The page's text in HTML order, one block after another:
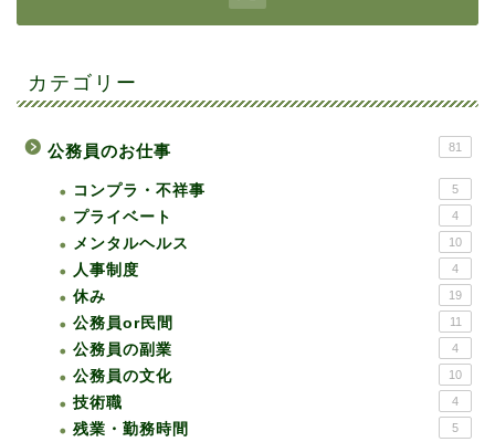
カテゴリー
公務員のお仕事 81
コンプラ・不祥事 5
プライベート 4
メンタルヘルス 10
人事制度 4
休み 19
公務員or民間 11
公務員の副業 4
公務員の文化 10
技術職 4
残業・勤務時間 5